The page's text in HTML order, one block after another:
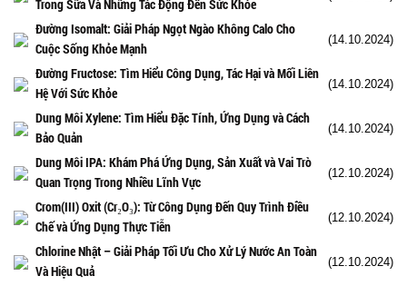
Trong Sữa Và Những Tác Động Đến Sức Khỏe
Đường Isomalt: Giải Pháp Ngọt Ngào Không Calo Cho
Cuộc Sống Khỏe Mạnh
(14.10.2024)
Đường Fructose: Tìm Hiểu Công Dụng, Tác Hại và Mối Liên
Hệ Với Sức Khỏe
(14.10.2024)
Dung Môi Xylene: Tìm Hiểu Đặc Tính, Ứng Dụng và Cách
Bảo Quản
(14.10.2024)
Dung Môi IPA: Khám Phá Ứng Dụng, Sản Xuất và Vai Trò
Quan Trọng Trong Nhiều Lĩnh Vực
(12.10.2024)
Crom(III) Oxit (Cr₂O₃): Từ Công Dụng Đến Quy Trình Điều
Chế và Ứng Dụng Thực Tiễn
(12.10.2024)
Chlorine Nhật – Giải Pháp Tối Ưu Cho Xử Lý Nước An Toàn
Và Hiệu Quả
(12.10.2024)